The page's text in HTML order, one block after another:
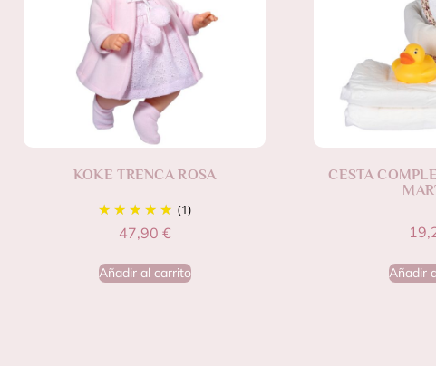
KOKE TRENCA ROSA
(1)
47,90 €
Añadir al carrito
CESTA
Añadir